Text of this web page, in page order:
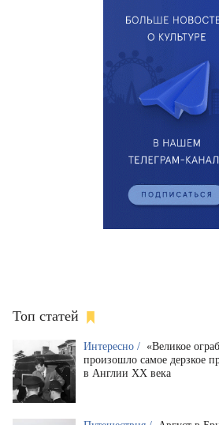
Топ статей
Интересно / «Великое
произошло самое дерзкое
в Англии XX века